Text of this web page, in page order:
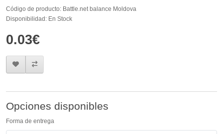
Código de producto: Battle.net balance Moldova
Disponibilidad: En Stock
0.03€
Opciones disponibles
Forma de entrega